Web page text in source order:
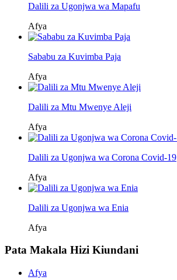
Dalili za Ugonjwa wa Mapafu
Afya
Sababu za Kuvimba Paja
Afya
Dalili za Mtu Mwenye Aleji
Afya
Dalili za Ugonjwa wa Corona Covid-19
Afya
Dalili za Ugonjwa wa Enia
Afya
Pata Makala Hizi Kiundani
Afya